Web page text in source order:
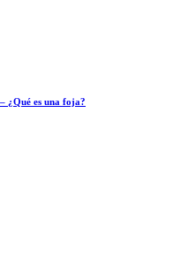
¿Qué es una foja?